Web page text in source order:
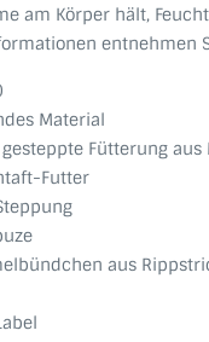
am Körper hält,
entnehmen
Material
Fütterung aus
Futter
aus